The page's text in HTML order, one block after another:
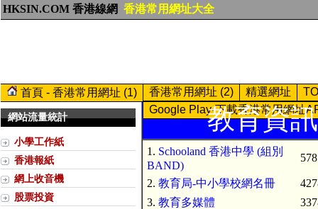
HKSIN.COM 香港線網 香港常用網址大全
首頁 - 香港常用網址 (1) 香港常用網址 (2) 精選網址
Google Play-下載香港常用網址
網站流量統計
小學工作紙
香港報紙
網上收音機
股票投資
教育資
1. Schooland 香港中學 (組別
BAND)
2. 教育局-中小學校網名冊
3. 教育多媒體